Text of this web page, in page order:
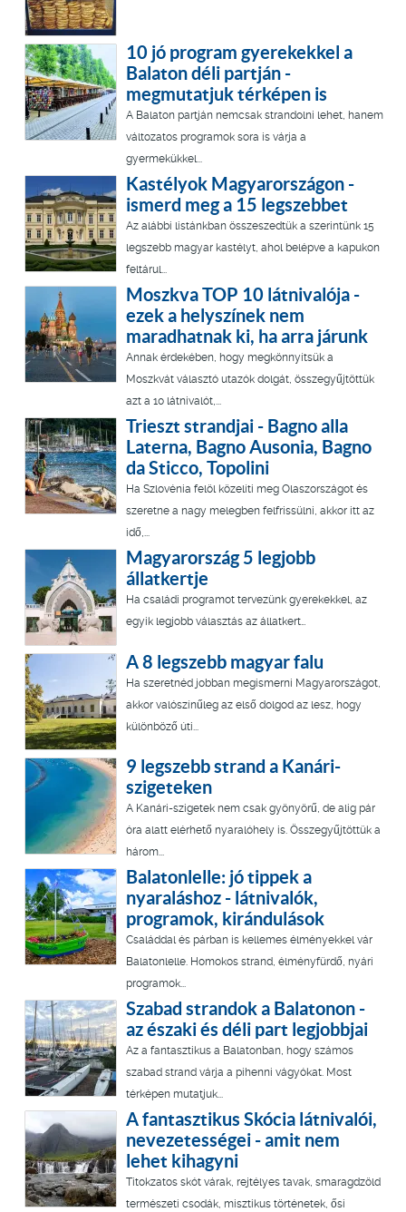
10 jó program gyerekekkel a
Balaton déli partján -
megmutatjuk térképen is
A Balaton partján nemcsak strandolni lehet, hanem
változatos programok sora is várja a
gyermekükkel...
Kastélyok Magyarországon -
ismerd meg a 15 legszebbet
Az alábbi listánkban összeszedtük a szerintünk 15
legszebb magyar kastélyt, ahol belépve a kapukon
feltárul...
Moszkva TOP 10 látnivalója -
ezek a helyszínek nem
maradhatnak ki, ha arra járunk
Annak érdekében, hogy megkönnyítsük a
Moszkvát választó utazók dolgát, összegyűjtöttük
azt a 10 látnivalót,...
Trieszt strandjai - Bagno alla
Laterna, Bagno Ausonia, Bagno
da Sticco, Topolini
Ha Szlovénia felöl közelíti meg Olaszországot és
szeretne a nagy melegben felfrissülni, akkor itt az
idő,...
Magyarország 5 legjobb
állatkertje
Ha családi programot tervezünk gyerekekkel, az
egyik legjobb választás az állatkert…
A 8 legszebb magyar falu
Ha szeretnéd jobban megismerni Magyarországot,
akkor valószínűleg az első dolgod az lesz, hogy
különböző úti...
9 legszebb strand a Kanári-
szigeteken
A Kanári-szigetek nem csak gyönyörű, de alig pár
óra alatt elérhető nyaralóhely is. Összegyűjtöttük a
három...
Balatonlelle: jó tippek a
nyaraláshoz - látnivalók,
programok, kirándulások
Családdal és párban is kellemes élményekkel vár
Balatonlelle. Homokos strand, élményfürdő, nyári
programok...
Szabad strandok a Balatonon -
az északi és déli part legjobbjai
Az a fantasztikus a Balatonban, hogy számos
szabad strand várja a pihenni vágyókat. Most
térképen mutatjuk...
A fantasztikus Skócia látnivalói,
nevezetességei - amit nem
lehet kihagyni
Titokzatos skót várak, rejtélyes tavak, smaragdzöld
természeti csodák, misztikus történetek, ősi